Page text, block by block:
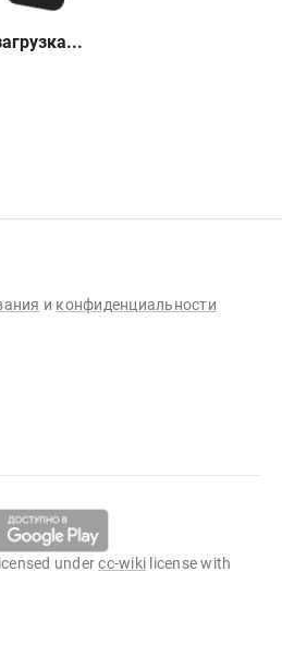
и конфиденциальности
undercc-wiki license with